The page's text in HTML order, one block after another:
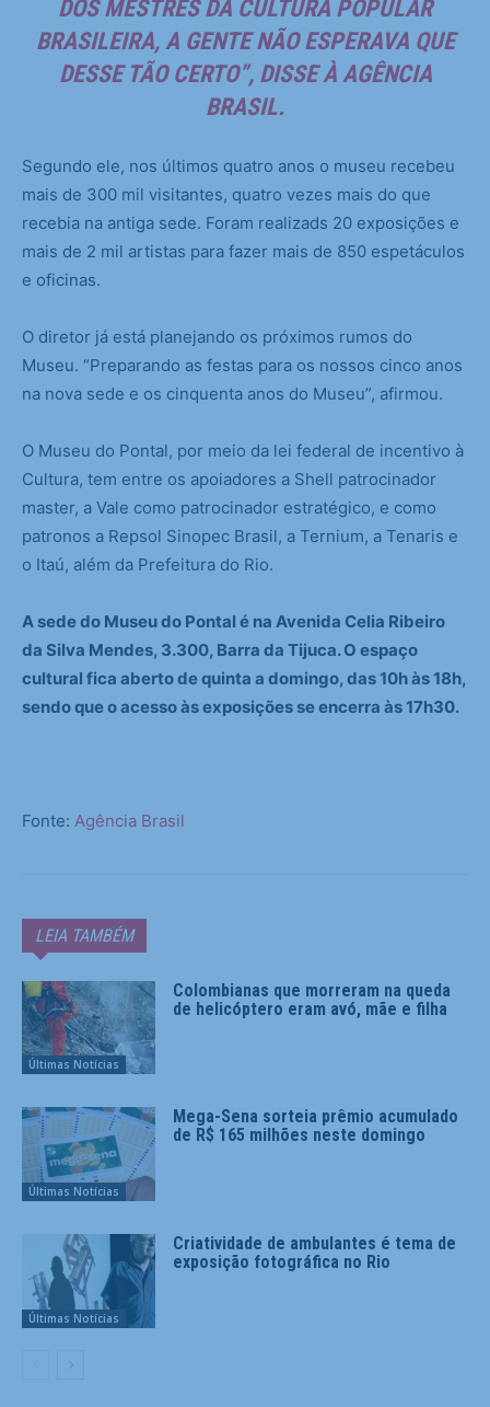
DOS MESTRES DA CULTURA POPULAR
BRASILEIRA, A GENTE NÃO ESPERAVA QUE
DESSE TÃO CERTO”, DISSE À AGÊNCIA
BRASIL.
Segundo ele, nos últimos quatro anos o museu recebeu
mais de 300 mil visitantes, quatro vezes mais do que
recebia na antiga sede. Foram realizads 20 exposições e
mais de 2 mil artistas para fazer mais de 850 espetáculos
e oficinas.
O diretor já está planejando os próximos rumos do
Museu. “Preparando as festas para os nossos cinco anos
na nova sede e os cinquenta anos do Museu”, afirmou.
O Museu do Pontal, por meio da lei federal de incentivo à
Cultura, tem entre os apoiadores a Shell patrocinador
master, a Vale como patrocinador estratégico, e como
patronos a Repsol Sinopec Brasil, a Ternium, a Tenaris e
o Itaú, além da Prefeitura do Rio.
A sede do Museu do Pontal é na Avenida Celia Ribeiro
da Silva Mendes, 3.300, Barra da Tijuca. O espaço
cultural fica aberto de quinta a domingo, das 10h às 18h,
sendo que o acesso às exposições se encerra às 17h30.
Fonte: Agência Brasil
LEIA TAMBÉM
Últimas Notícias
Colombianas que morreram na queda
de helicóptero eram avó, mãe e filha
Últimas Notícias
Mega-Sena sorteia prêmio acumulado
de R$ 165 milhões neste domingo
Últimas Notícias
Criatividade de ambulantes é tema de
exposição fotográfica no Rio